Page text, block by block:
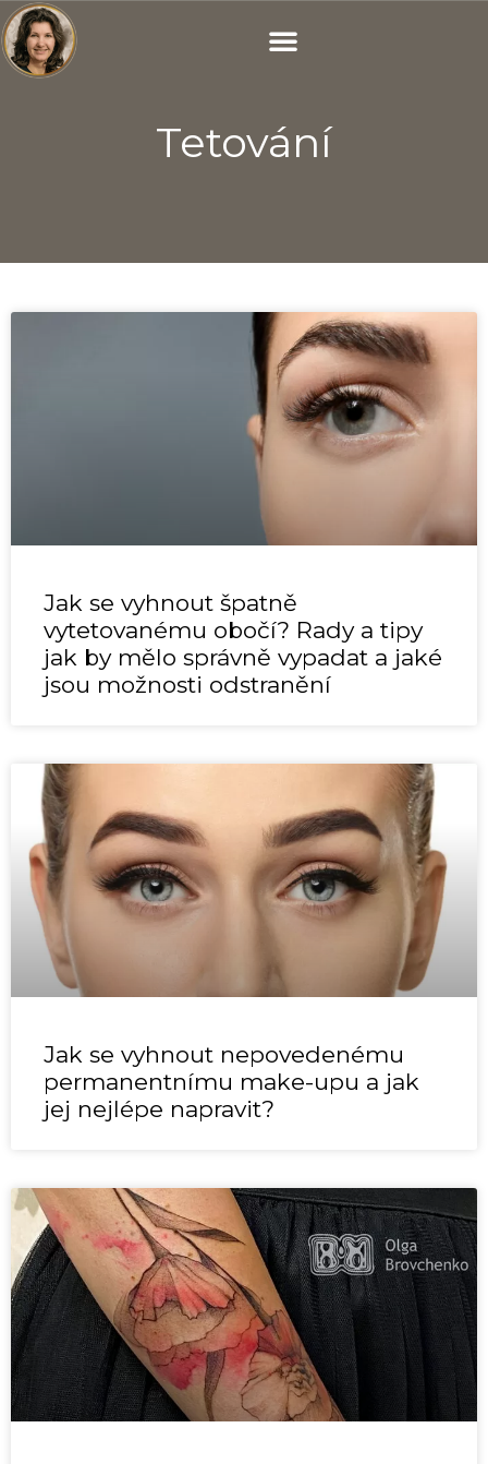
Tetování
Jak se vyhnout špatně
vytetovanému obočí? Rady a tipy
jak by mělo správně vypadat a jaké
jsou možnosti odstranění
Jak se vyhnout nepovedenému
permanentnímu make-upu a jak
jej nejlépe napravit?